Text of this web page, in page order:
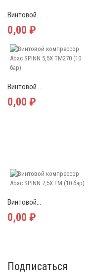
Винтовой...
0,00 ₽
Винтовой...
0,00 ₽
Винтовой...
0,00 ₽
Подписаться